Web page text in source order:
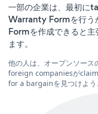
一部の企業は、最初に
Warranty Formを行
Formを作成できると
ます。
他の人は、オープンソー
foreign companiesが
for a bargainを見つけよう